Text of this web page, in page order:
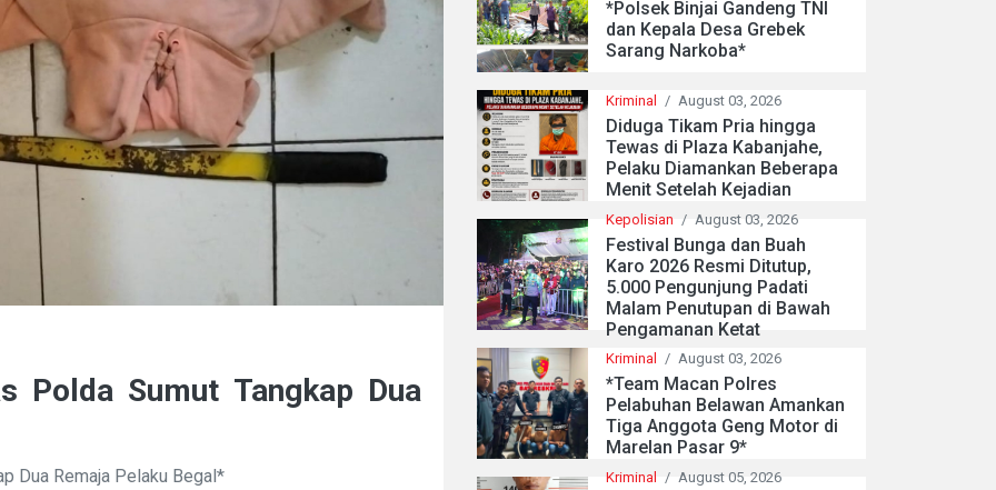
Polda Sumut Tangkap Dua
Dua Remaja Pelaku Begal*
*Polsek Binjai Gandeng TNI
dan Kepala Desa Grebek
Sarang Narkoba*
Kriminal / August 03, 2026
Diduga Tikam Pria hingga
Tewas di Plaza Kabanjahe,
Pelaku Diamankan Beberapa
Menit Setelah Kejadian
Kepolisian / August 03, 2026
Festival Bunga dan Buah
Karo 2026 Resmi Ditutup,
5.000 Pengunjung Padati
Malam Penutupan di Bawah
Pengamanan Ketat
Kriminal / August 03, 2026
*Team Macan Polres
Pelabuhan Belawan Amankan
Tiga Anggota Geng Motor di
Marelan Pasar 9*
Kriminal / August 05, 2026